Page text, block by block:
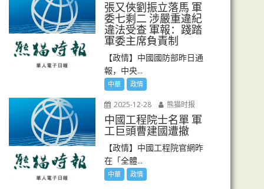
張又俠劉振立落馬 軍
委七剩二 涉嚴重違紀
違法受查 軍報：踐踏
軍委主席負責制
【政情】中國國防部昨日通
報，中央...
中華 政情
2025-12-28 熊猫时报
中國工程院士名單 軍
工巨頭曹建國遭撤
【政情】中國工程院官網昨
在「全體...
中華 政情